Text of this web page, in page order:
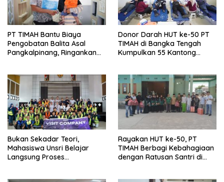
PT TIMAH Bantu Biaya
Pengobatan Balita Asal
Pangkalpinang, Ringankan
Donor Darah HUT ke-50 PT
TIMAH di Bangka Tengah
Kumpulkan 55 Kantong
Bukan Sekadar Teori,
Mahasiswa Unsri Belajar
Langsung Proses
Rayakan HUT ke-50, PT
TIMAH Berbagi Kebahagiaan
dengan Ratusan Santri di